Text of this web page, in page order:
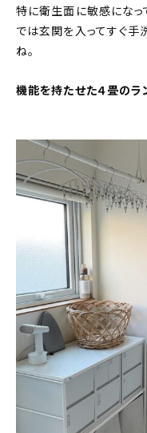
特に衛生面に敏感になっ
では玄関を入ってすぐ手
ね。
機能を持たせた４畳のラ